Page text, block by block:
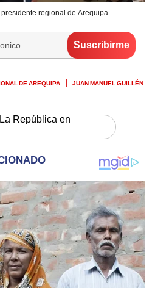
regional de Arequipa
DE AREQUIPA
JUAN MANUEL GUILLÉN
República en